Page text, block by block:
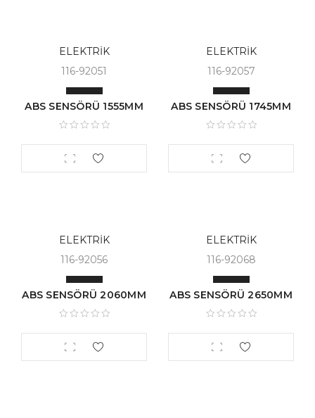
ELEKTRİK
116-92051
ABS SENSÖRÜ 1555MM
ELEKTRİK
116-92057
ABS SENSÖRÜ 1745MM
ELEKTRİK
116-92056
ABS SENSÖRÜ 2060MM
ELEKTRİK
116-92068
ABS SENSÖRÜ 2650MM